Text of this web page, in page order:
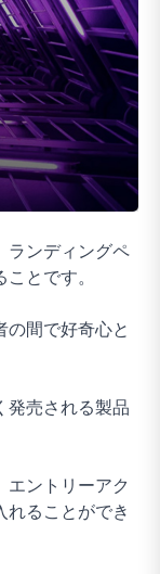
ランディングペ
とです。
の間で好奇心と
発売される製品
エントリーアク
れることができ